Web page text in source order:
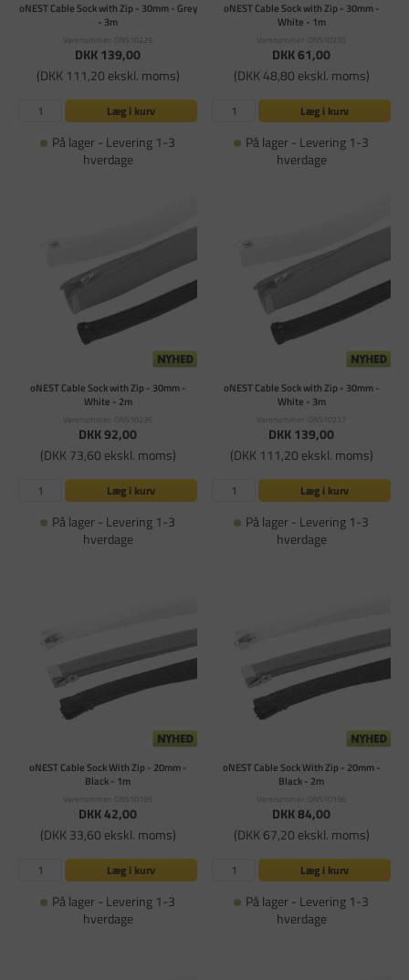
oNEST Cable Sock with Zip - 30mm - Grey
- 3m
Varenummer: ONS10229
DKK 139,00
(DKK 111,20 ekskl. moms)
Læg i kurv
På lager - Levering 1-3
hverdage
oNEST Cable Sock with Zip - 30mm -
White - 1m
Varenummer: ONS10235
DKK 61,00
(DKK 48,80 ekskl. moms)
Læg i kurv
På lager - Levering 1-3
hverdage
oNEST Cable Sock with Zip - 30mm -
White - 2m
Varenummer: ONS10236
DKK 92,00
(DKK 73,60 ekskl. moms)
Læg i kurv
På lager - Levering 1-3
hverdage
oNEST Cable Sock with Zip - 30mm -
White - 3m
Varenummer: ONS10237
DKK 139,00
(DKK 111,20 ekskl. moms)
Læg i kurv
På lager - Levering 1-3
hverdage
oNEST Cable Sock With Zip - 20mm -
Black - 1m
Varenummer: ONS10195
DKK 42,00
(DKK 33,60 ekskl. moms)
Læg i kurv
På lager - Levering 1-3
hverdage
oNEST Cable Sock With Zip - 20mm -
Black - 2m
Varenummer: ONS10196
DKK 84,00
(DKK 67,20 ekskl. moms)
Læg i kurv
På lager - Levering 1-3
hverdage